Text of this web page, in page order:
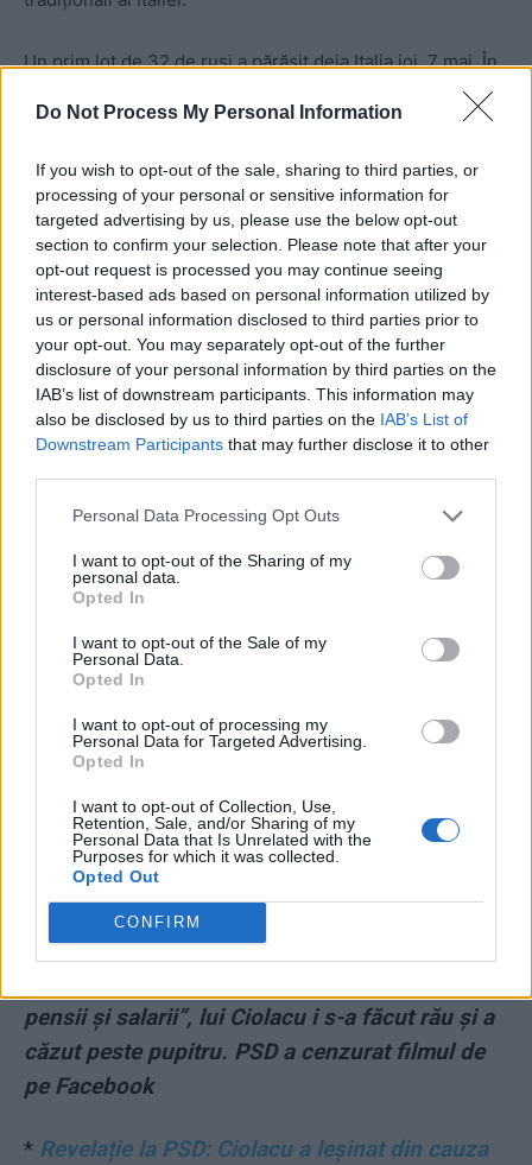
Do Not Process My Personal Information
If you wish to opt-out of the sale, sharing to third parties, or
processing of your personal or sensitive information for
targeted advertising by us, please use the below opt-out
section to confirm your selection. Please note that after your
opt-out request is processed you may continue seeing
interest-based ads based on personal information utilized by
us or personal information disclosed to third parties prior to
your opt-out. You may separately opt-out of the further
disclosure of your personal information by third parties on the
IAB’s list of downstream participants. This information may
also be disclosed by us to third parties on the IAB’s List of
Downstream Participants that may further disclose it to other
Personal Data Processing Opt Outs
I want to opt-out of the Sharing of my
personal data.
Opted In
I want to opt-out of the Sale of my
Personal Data.
Opted In
I want to opt-out of processing my
Personal Data for Targeted Advertising.
Opted In
I want to opt-out of Collection, Use,
Retention, Sale, and/or Sharing of my
Personal Data that Is Unrelated with the
Purposes for which it was collected.
Opted Out
CONFIRM
Un prim lot de 32 de ruși a părăsit deja Italia joi, 7 mai. În
scurtă vreme, și ceilalți 72 se vor întoarce acasă. Este o
returnare grăbită. Nu mai departe de acum câteva zile,
Ministerului rus al Apărării, afirma pentru cotidianul
britanic “The Guardian” că misiunea va sta în Italia „până
la stabilizarea situației epidemiologice”.
Un răspuns în vechea tradiție a Kremlinului, potrivit
căreia rușii uită să mai plece, după ce vin să îi “ajute” pe
alții.
ad
Puteți susține ZIARISTII.COM făcând odonație
Vă mulțumim!
CITIȚI ȘI:
pensii și salarii”, lui Ciolacu i s-a făcut rău și a
căzut peste pupitru. PSD a cenzurat filmul de
pe Facebook
* Revelație la PSD: Ciolacu a leșinat din cauza